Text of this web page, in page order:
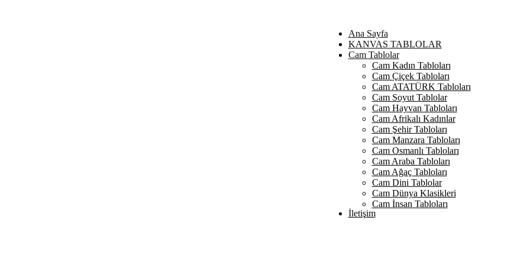
Ana Sayfa
KANVAS TABLOLAR
Cam Tablolar
Cam Kadın Tabloları
Cam Çiçek Tabloları
Cam ATATÜRK Tabloları
Cam Soyut Tablolar
Cam Hayvan Tabloları
Cam Afrikalı Kadınlar
Cam Şehir Tabloları
Cam Manzara Tabloları
Cam Osmanlı Tabloları
Cam Araba Tabloları
Cam Ağaç Tabloları
Cam Dini Tablolar
Cam Dünya Klasikleri
Cam İnsan Tabloları
İletişim